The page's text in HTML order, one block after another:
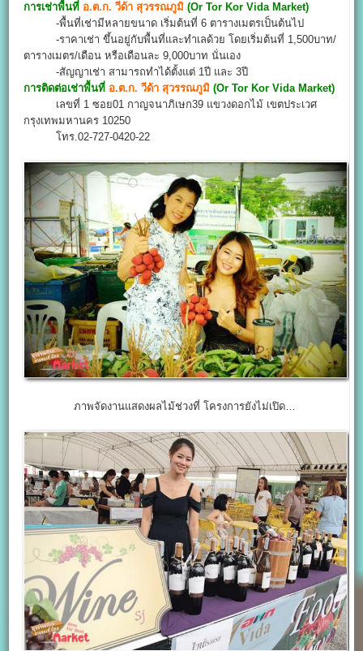
การเช่าพื้นที่ อ.ต.ก. วีด้า สุวรรณภูมิ (Or Tor Kor Vida Market)
-พื้นที่เช่ามีหลายขนาด เริ่มต้นที่ 6 ตารางเมตรเป็นต้นไป
-ราคาเช่า ขึ้นอยู่กับพื้นที่และทำเลด้วย โดยเริ่มต้นที่ 1,500บาท/
ตารางเมตร/เดือน หรือเดือนละ 9,000บาท นั่นเอง
-สัญญาเช่า สามารถทำได้ตั้งแต่ 1ปี และ 3ปี
การติดต่อเช่าพื้นที่ อ.ต.ก. วีด้า สุวรรณภูมิ (Or Tor Kor Vida Market)
เลขที่ 1 ซอย01 กาญจนาภิเษก39 แขวงดอกไม้ เขตประเวศ
กรุงเทพมหานคร 10250
โทร.02-727-0420-22
ภาพจัดงานแสดงผลไม้ช่วงที่ โครงการยังไม่เปิด…